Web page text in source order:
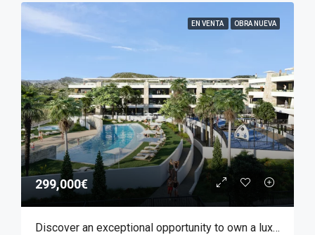
EN VENTA OBRA NUEVA
299,000€
Discover an exceptional opportunity to own a luxury apartment in Font del Llop, one of the most prestigious residential golf resorts in the Costa Blanca region.